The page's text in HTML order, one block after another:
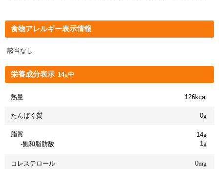
食物アレルギー表示情報
該当なし
栄養成分表示 14g中
熱量 126kcal
たんぱく質 0g
脂質
飽和脂肪酸
14g
1g
コレステロール 0mg